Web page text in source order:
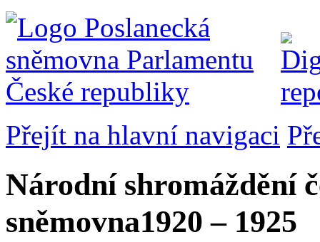
Přejít na hlavní navigaci
Národní shromáždění
sněmovna1920 – 1925